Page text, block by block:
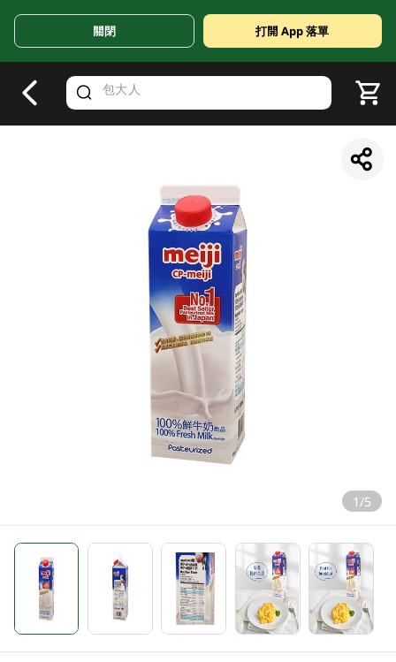
Valid Until 30 June 2026
關閉 打開 App 落單
1/5